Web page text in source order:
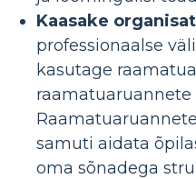
Kaasake
professionaalse
kasutage
raamatuaruannete
samuti aidata
oma sõnadega